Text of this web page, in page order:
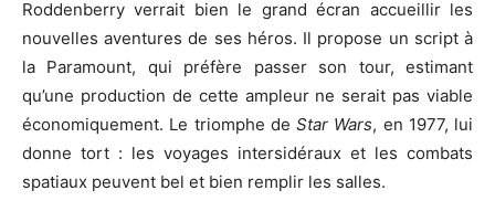
Roddenberry verrait bien le grand écran accueillir les
nouvelles aventures de ses héros. Il propose un script à
la Paramount, qui préfère passer son tour, estimant
qu’une production de cette ampleur ne serait pas viable
économiquement. Le triomphe de Star Wars, en 1977, lui
donne tort : les voyages intersidéraux et les combats
spatiaux peuvent bel et bien remplir les salles.